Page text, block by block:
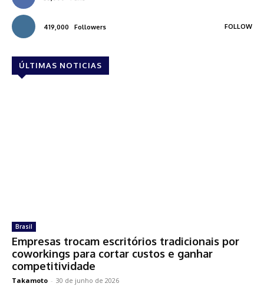
419,000 Followers FOLLOW
ÚLTIMAS NOTICIAS
Brasil
Empresas trocam escritórios tradicionais por
coworkings para cortar custos e ganhar
competitividade
Takamoto - 30 de junho de 2026